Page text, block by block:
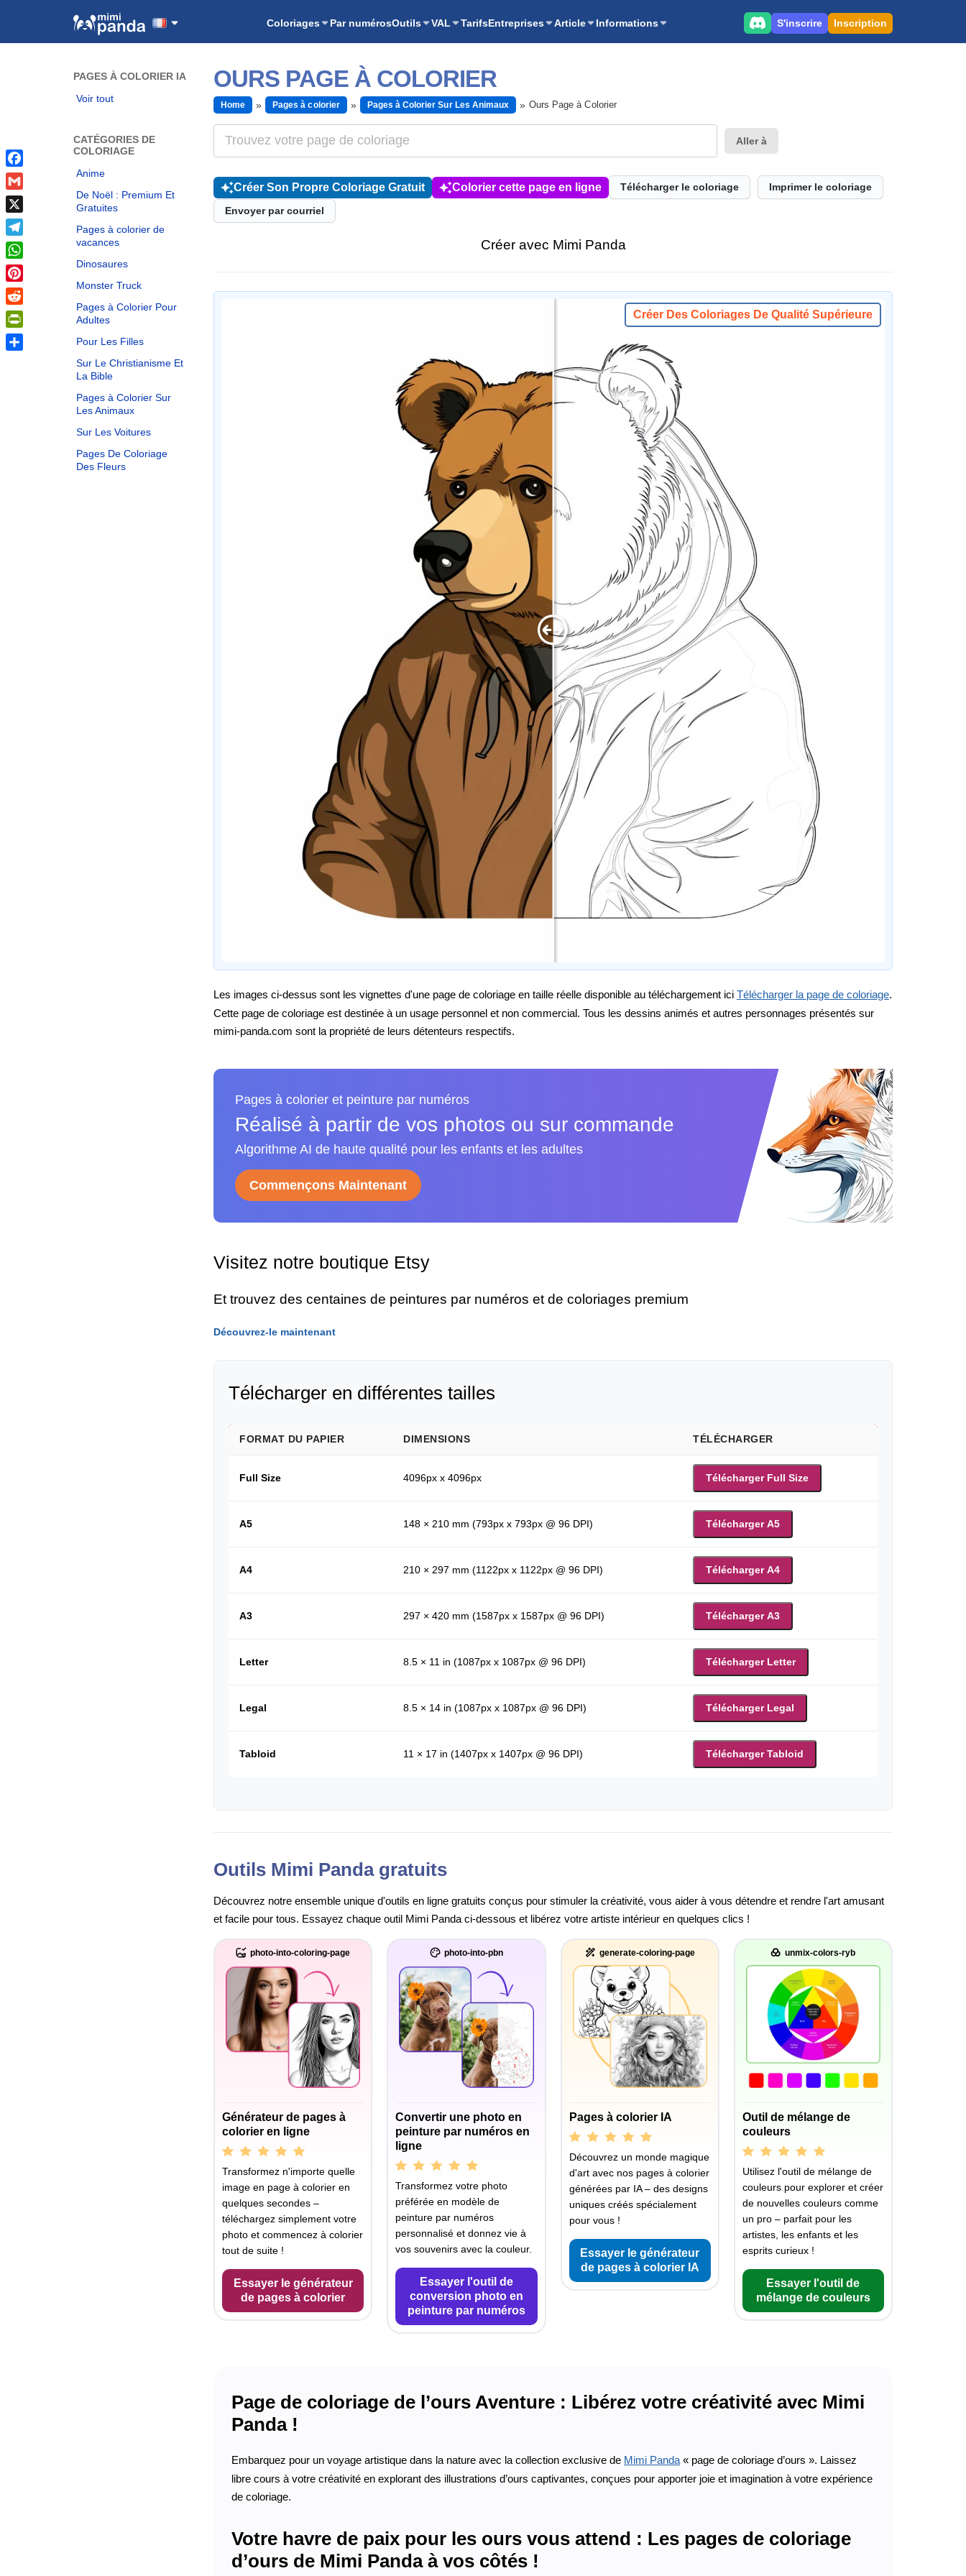
Coloriages Par numérosOutils VAL TarifsEntreprises Article Informations S'inscrire Inscription
PAGES À COLORIER IA
Voir tout
CATÉGORIES DE
COLORIAGE
Anime
De Noël : Premium Et
Gratuites
Pages à colorier de
vacances
Dinosaures
Monster Truck
Pages à Colorier Pour
Adultes
Pour Les Filles
Sur Le Christianisme Et
La Bible
Pages à Colorier Sur
Les Animaux
Sur Les Voitures
Pages De Coloriage
Des Fleurs
OURS PAGE À COLORIER
Home Pages à colorier Pages à Colorier Sur Les Animaux Ours Page à Colorier
Aller à
Créer Son Propre Coloriage Gratuit Colorier cette page en ligne Télécharger le coloriage Imprimer le coloriage
Envoyer par courriel
Créer avec Mimi Panda
Créer Des Coloriages De Qualité Supérieure
Les images ci-dessus sont les vignettes d'une page de coloriage en taille réelle disponible au téléchargement ici Télécharger la page de coloriage.
Cette page de coloriage est destinée à un usage personnel et non commercial. Tous les dessins animés et autres personnages présentés sur
mimi-panda.com sont la propriété de leurs détenteurs respectifs.
Pages à colorier et peinture par numéros
Réalisé à partir de vos photos ou sur commande
Algorithme AI de haute qualité pour les enfants et les adultes
Commençons Maintenant
Visitez notre boutique Etsy
Et trouvez des centaines de peintures par numéros et de coloriages premium
Découvrez-le maintenant
Télécharger en différentes tailles
FORMAT DU PAPIER DIMENSIONS TÉLÉCHARGER
Full Size 4096px x 4096px Télécharger Full Size
A5 148 × 210 mm (793px x 793px @ 96 DPI) Télécharger A5
A4 210 × 297 mm (1122px x 1122px @ 96 DPI) Télécharger A4
A3 297 × 420 mm (1587px x 1587px @ 96 DPI) Télécharger A3
Letter 8.5 × 11 in (1087px x 1087px @ 96 DPI) Télécharger Letter
Legal 8.5 × 14 in (1087px x 1087px @ 96 DPI) Télécharger Legal
Tabloid 11 × 17 in (1407px x 1407px @ 96 DPI) Télécharger Tabloid
Outils Mimi Panda gratuits
Découvrez notre ensemble unique d'outils en ligne gratuits conçus pour stimuler la créativité, vous aider à vous détendre et rendre l'art amusant
et facile pour tous. Essayez chaque outil Mimi Panda ci-dessous et libérez votre artiste intérieur en quelques clics !
photo-into-coloring-page
Générateur de pages à
colorier en ligne
Transformez n'importe quelle
image en page à colorier en
quelques secondes –
téléchargez simplement votre
photo et commencez à colorier
tout de suite !
Essayer le générateur
de pages à colorier
photo-into-pbn
Convertir une photo en
peinture par numéros en
ligne
Transformez votre photo
préférée en modèle de
peinture par numéros
personnalisé et donnez vie à
vos souvenirs avec la couleur.
Essayer l'outil de
conversion photo en
peinture par numéros
generate-coloring-page
Pages à colorier IA
Découvrez un monde magique
d'art avec nos pages à colorier
générées par IA – des designs
uniques créés spécialement
pour vous !
Essayer le générateur
de pages à colorier IA
unmix-colors-ryb
Outil de mélange de
couleurs
Utilisez l'outil de mélange de
couleurs pour explorer et créer
de nouvelles couleurs comme
un pro – parfait pour les
artistes, les enfants et les
esprits curieux !
Essayer l'outil de
mélange de couleurs
Page de coloriage de l’ours Aventure : Libérez votre créativité avec Mimi
Panda !
Embarquez pour un voyage artistique dans la nature avec la collection exclusive de Mimi Panda « page de coloriage d’ours ». Laissez
libre cours à votre créativité en explorant des illustrations d’ours captivantes, conçues pour apporter joie et imagination à votre expérience
de coloriage.
Votre havre de paix pour les ours vous attend : Les pages de coloriage
d’ours de Mimi Panda à vos côtés !
Facebook
Gmail
X
Telegram
WhatsApp
Pinterest
Reddit
PrintFriendly